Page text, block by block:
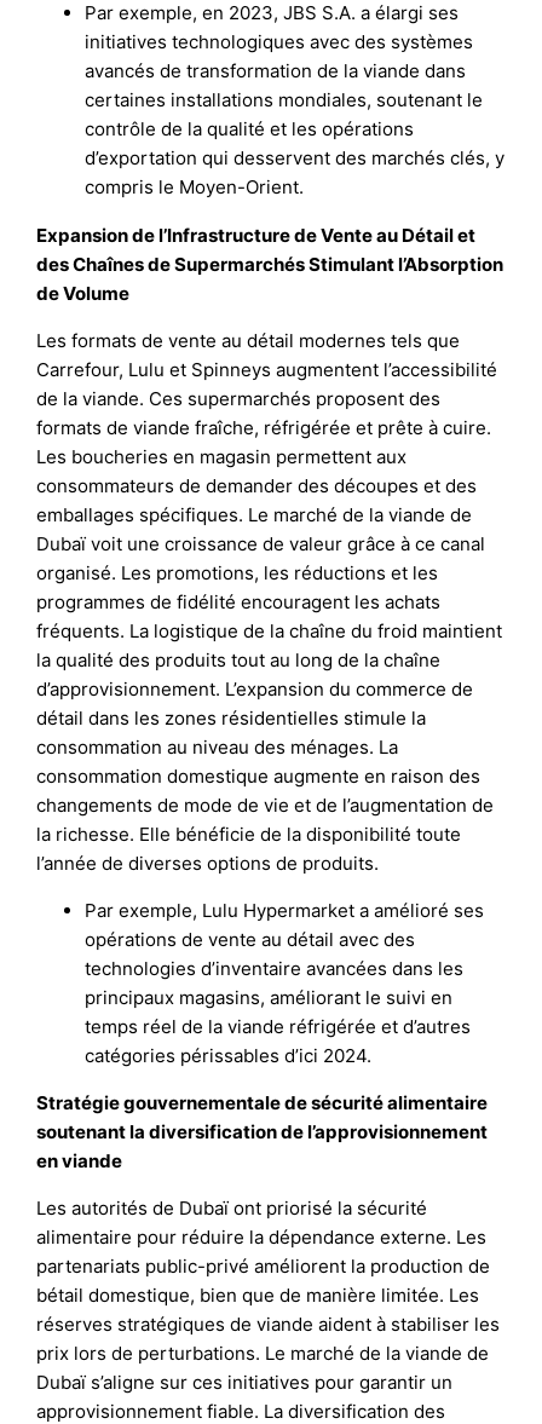
Par exemple, en 2023, JBS S.A. a élargi ses
initiatives technologiques avec des systèmes
avancés de transformation de la viande dans
certaines installations mondiales, soutenant le
contrôle de la qualité et les opérations
d’exportation qui desservent des marchés clés, y
compris le Moyen-Orient.
Expansion de l’Infrastructure de Vente au Détail et
des Chaînes de Supermarchés Stimulant l’Absorption
de Volume
Les formats de vente au détail modernes tels que
Carrefour, Lulu et Spinneys augmentent l’accessibilité
de la viande. Ces supermarchés proposent des
formats de viande fraîche, réfrigérée et prête à cuire.
Les boucheries en magasin permettent aux
consommateurs de demander des découpes et des
emballages spécifiques. Le marché de la viande de
Dubaï voit une croissance de valeur grâce à ce canal
organisé. Les promotions, les réductions et les
programmes de fidélité encouragent les achats
fréquents. La logistique de la chaîne du froid maintient
la qualité des produits tout au long de la chaîne
d’approvisionnement. L’expansion du commerce de
détail dans les zones résidentielles stimule la
consommation au niveau des ménages. La
consommation domestique augmente en raison des
changements de mode de vie et de l’augmentation de
la richesse. Elle bénéficie de la disponibilité toute
l’année de diverses options de produits.
Par exemple, Lulu Hypermarket a amélioré ses
opérations de vente au détail avec des
technologies d’inventaire avancées dans les
principaux magasins, améliorant le suivi en
temps réel de la viande réfrigérée et d’autres
catégories périssables d’ici 2024.
Stratégie gouvernementale de sécurité alimentaire
soutenant la diversification de l’approvisionnement
en viande
Les autorités de Dubaï ont priorisé la sécurité
alimentaire pour réduire la dépendance externe. Les
partenariats public-privé améliorent la production de
bétail domestique, bien que de manière limitée. Les
réserves stratégiques de viande aident à stabiliser les
prix lors de perturbations. Le marché de la viande de
Dubaï s’aligne sur ces initiatives pour garantir un
approvisionnement fiable. La diversification des